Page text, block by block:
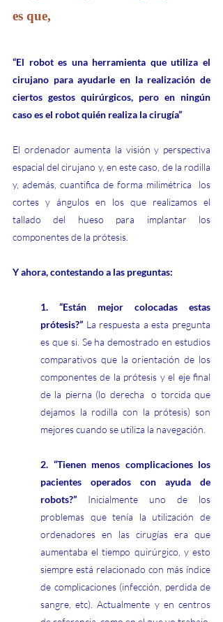
es que,
“El robot es una herramienta que utiliza el
cirujano para ayudarle en la realización de
ciertos gestos quirúrgicos, pero en ningún
caso es el robot quién realiza la cirugía”
El ordenador aumenta la visión y perspectiva
espacial del cirujano y, en este caso, de la rodilla
y, además, cuantifica de forma milimétrica  los
cortes y ángulos en los que realizamos el
tallado del hueso para implantar los
componentes de la prótesis.
Y ahora, contestando a las preguntas:
1. “Están mejor colocadas estas
prótesis?” La respuesta a esta pregunta
es que si. Se ha demostrado en estudios
comparativos que la orientación de los
componentes de la prótesis y el eje final
de la pierna (lo derecha  o torcida que
dejamos la rodilla con la prótesis) son
mejores cuando se utiliza la navegación.
2. “Tienen menos complicaciones los
pacientes operados con ayuda de
robots?” Inicialmente uno de los
problemas que tenía la utilización de
ordenadores en las cirugías era que
aumentaba el tiempo quirúrgico, y esto
siempre está relacionado con más índice
de complicaciones (infección, perdida de
sangre, etc). Actualmente y en centros